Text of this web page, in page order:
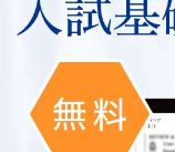
教
（高